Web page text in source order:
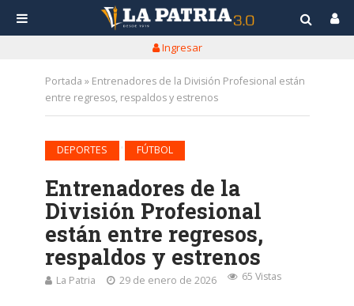
Ingresar
Portada » Entrenadores de la División Profesional están
entre regresos, respaldos y estrenos
DEPORTES FÚTBOL
Entrenadores de la
División Profesional
están entre regresos,
respaldos y estrenos
La Patria 29 de enero de 2026 65 Vistas